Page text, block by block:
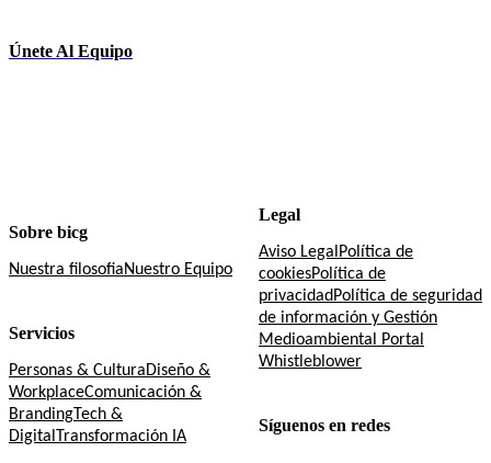
Únete Al Equipo
Sobre bicg
Nuestra filosofiaNuestro Equipo
Servicios
Personas & CulturaDiseño &
WorkplaceComunicación &
BrandingTech &
Digital Transformación IA
Legal
Aviso Legal Política de
cookiesPolítica de
privacidadPolítica de seguridad
de información y Gestión
Medioambiental
Portal
Whistleblower
Síguenos en redes